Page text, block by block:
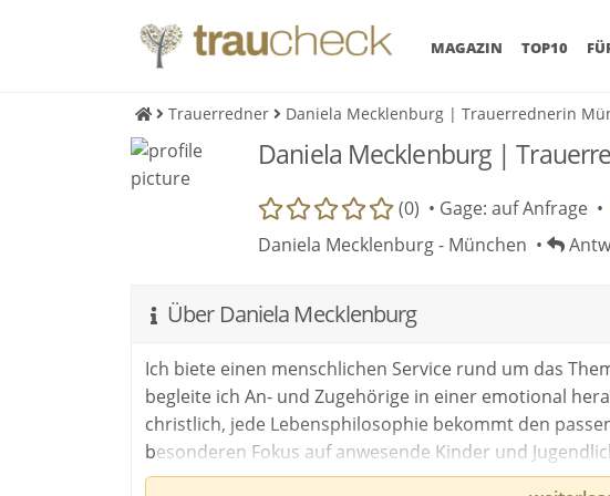
MAGAZIN (CURRENT)
TOP10
Trauerredner Daniela Mecklenburg | Trauerrednerin
Daniela Mecklenburg |
(0) • Gage: auf Anfrage
Daniela Mecklenburg - München •
Über Daniela Mecklenburg
Ich biete einen menschlichen Service rund um das
begleite ich An- und Zugehörige in einer emotional
christlich, jede Lebensphilosophie bekommt den
besonderen Fokus auf anwesende Kinder und